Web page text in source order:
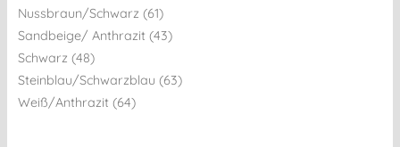
Nussbraun/Schwarz (61)
Sandbeige/ Anthrazit (43)
Schwarz (48)
Steinblau/Schwarzblau (63)
Weiß/Anthrazit (64)